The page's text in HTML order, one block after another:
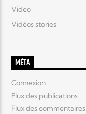
Video
Vidéos stories
MÉTA
Connexion
Flux des publications
Flux des commentaires